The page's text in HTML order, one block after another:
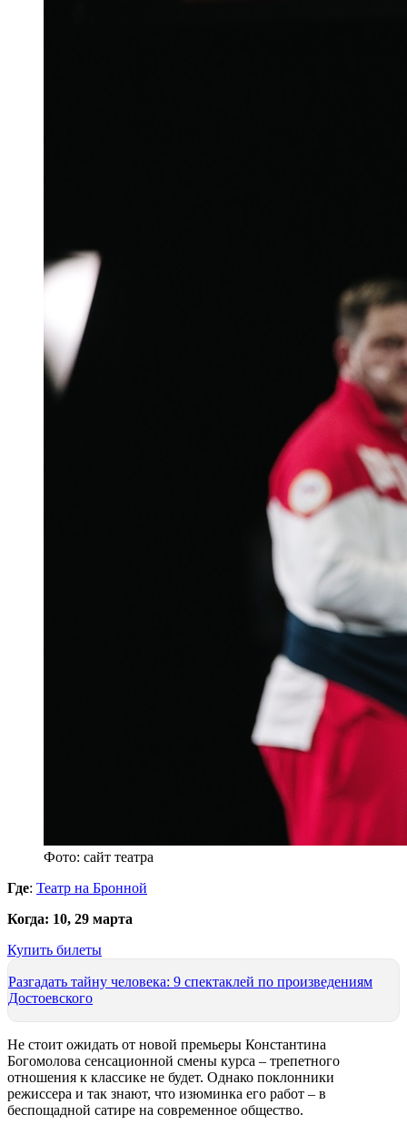
Фото: сайт театра
Где: Театр на Бронной
Когда: 10, 29 марта
Купить билеты
Разгадать тайну человека: 9 спектаклей по произведениям
Достоевского
Не стоит ожидать от новой премьеры Константина
Богомолова сенсационной смены курса – трепетного
отношения к классике не будет. Однако поклонники
режиссера и так знают, что изюминка его работ – в
беспощадной сатире на современное общество.